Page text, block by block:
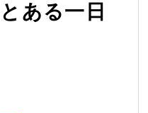
ある一日